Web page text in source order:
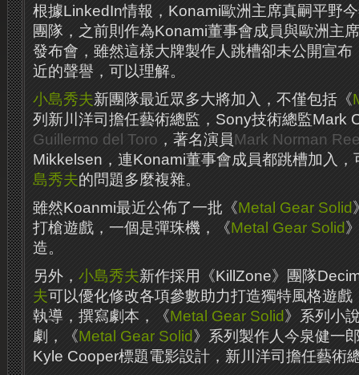
根據LinkedIn情報，Konami歐洲主席真嗣平野
團隊，之前則作為Konami董事會成員與歐洲主
發布會，雖然這樣大牌製作人跳槽卻未公開宣
近的聲譽，可以理解。
小島秀夫新團隊最近眾多大將加入，不僅包括《
列新川洋司擔任藝術總監，Sony技術總監Mark
Guillermo del Toro ，著名演員Mark Norman
Mikkelsen，連Konami董事會成員都跳槽加入
島秀夫的問題多麼複雜。
雖然Koanmi最近公佈了一批《Metal Gear Solid
打槍遊戲，一個是彈珠機，《Metal Gear Solid
造。
另外， 小島秀夫新作採用《KillZone》團隊
夫可以優化修改各項參數助力打造獨特風格遊戲
執導，撰寫劇本，《Metal Gear Solid》系列小
劇，《Metal Gear Solid》系列製作人今泉健一
Kyle Cooper標題電影設計，新川洋司擔任藝術